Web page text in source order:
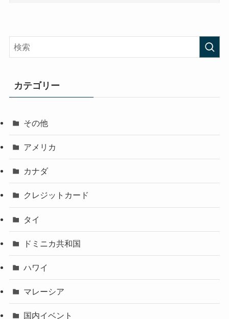
カテゴリー
その他
アメリカ
カナダ
クレジットカード
タイ
ドミニカ共和国
ハワイ
マレーシア
国内イベント